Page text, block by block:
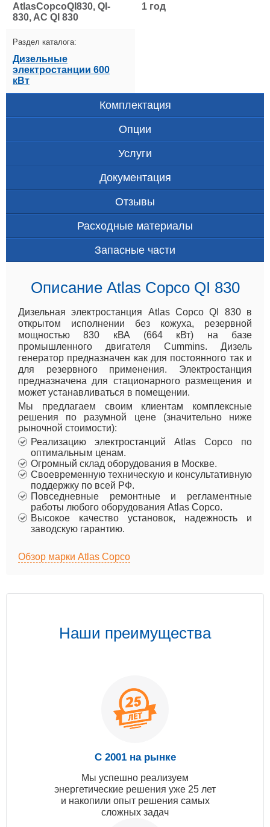
AtlasCopcoQI830, QI-
830, AC QI 830
1 год
Раздел каталога:
Дизельные
электростанции 600
кВт
Комплектация
Опции
Услуги
Документация
Отзывы
Расходные материалы
Запасные части
Описание Atlas Copco QI 830
Дизельная электростанция Atlas Copco QI 830 в
открытом исполнении без кожуха, резервной
мощностью 830 кВА (664 кВт) на базе
промышленного двигателя Cummins. Дизель
генератор предназначен как для постоянного так и
для резервного применения. Электростанция
предназначена для стационарного размещения и
может устанавливаться в помещении.
Мы предлагаем своим клиентам комплексные
решения по разумной цене (значительно ниже
рыночной стоимости):
Реализацию электростанций Atlas Copco по
оптимальным ценам.
Огромный склад оборудования в Москве.
Своевременную техническую и консультативную
поддержку по всей РФ.
Повседневные ремонтные и регламентные
работы любого оборудования Atlas Copco.
Высокое качество установок, надежность и
заводскую гарантию.
Обзор марки Atlas Copco
Наши преимущества
С 2001 на рынке
Мы успешно реализуем
энергетические решения уже 25 лет
и накопили опыт решения самых
сложных задач